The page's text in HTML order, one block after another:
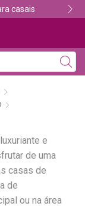
casais
e
de uma
casas de
de
ou na área